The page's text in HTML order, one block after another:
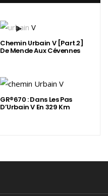
Chemin Urbain V [Part.2]
De Mende Aux Cévennes
GR®670 : Dans Les Pas
D’Urbain V En 329 Km